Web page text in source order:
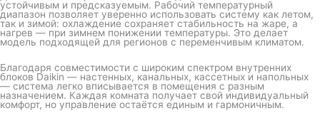
устойчивым и предсказуемым. Рабочий температурный
диапазон позволяет уверенно использовать систему как летом,
так и зимой: охлаждение сохраняет стабильность на жаре, а
нагрев — при зимнем понижении температуры. Это делает
модель подходящей для регионов с переменчивым климатом.
Благодаря совместимости с широким спектром внутренних
блоков Daikin — настенных, канальных, кассетных и напольных
— система легко вписывается в помещения с разным
назначением. Каждая комната получает свой индивидуальный
комфорт, но управление остаётся единым и гармоничным.